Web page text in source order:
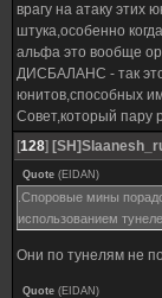
врагу на атаку этих
штука,особенно
альфа это вообще
ДИСБАЛАНС - так
юнитов,способных
Совет,который пару
[128]
Quote (EIDAN )
.Споровые мины
использованием
Они по тунелям не
Quote (EIDAN )